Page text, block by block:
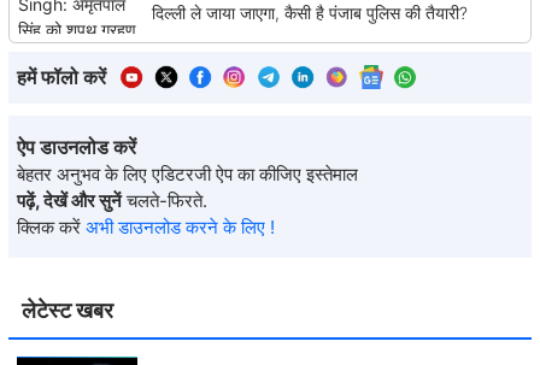
लेटेस्ट खबर
दिल्ली ले जाया जाएगा, कैसी है पंजाब पुलिस की तैयारी?
हमें फॉलो करें
ऐप डाउनलोड करें
बेहतर अनुभव के लिए एडिटरजी ऐप का कीजिए इस्तेमाल
पढ़ें, देखें और सुनें चलते-फिरते.
क्लिक करें अभी डाउनलोड करने के लिए !